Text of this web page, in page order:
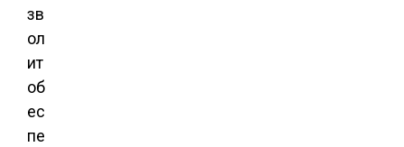
зв
ол
ит
об
ес
пе